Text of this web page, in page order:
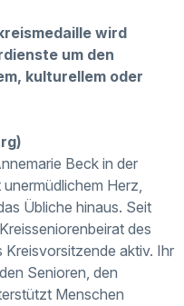
wird
um den
kulturellem oder
Beck in der
Herz,
Übliche hinaus. Seit
des
Kreisvorsitzende aktiv. Ihr
Senioren, den
Menschen